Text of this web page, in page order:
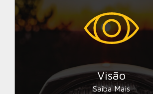
Visão
Saiba Mais
Fazer da economia um lugar